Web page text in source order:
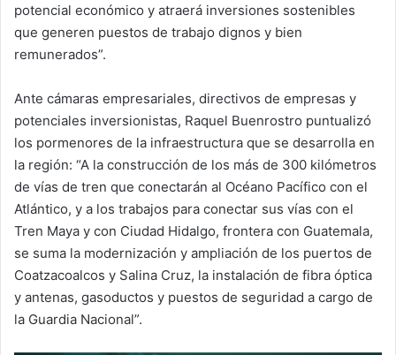
potencial económico y atraerá inversiones sostenibles
que generen puestos de trabajo dignos y bien
remunerados”.
Ante cámaras empresariales, directivos de empresas y
potenciales inversionistas, Raquel Buenrostro puntualizó
los pormenores de la infraestructura que se desarrolla en
la región: “A la construcción de los más de 300 kilómetros
de vías de tren que conectarán al Océano Pacífico con el
Atlántico, y a los trabajos para conectar sus vías con el
Tren Maya y con Ciudad Hidalgo, frontera con Guatemala,
se suma la modernización y ampliación de los puertos de
Coatzacoalcos y Salina Cruz, la instalación de fibra óptica
y antenas, gasoductos y puestos de seguridad a cargo de
la Guardia Nacional”.